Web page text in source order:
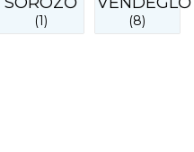
(1) (8)